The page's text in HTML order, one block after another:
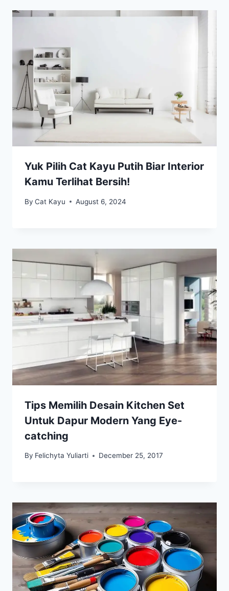
Yuk Pilih Cat Kayu Putih Biar Interior
Kamu Terlihat Bersih!
By Cat Kayu August 6, 2024
Tips Memilih Desain Kitchen Set
Untuk Dapur Modern Yang Eye-
catching
By Felichyta Yuliarti December 25, 2017